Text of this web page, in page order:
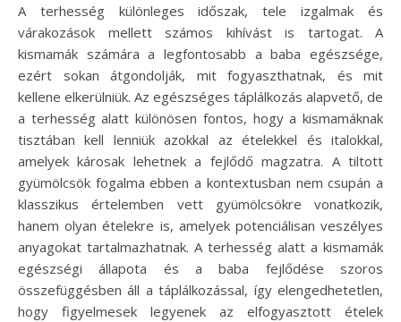
A terhesség különleges időszak, tele izgalmak és
várakozások mellett számos kihívást is tartogat. A
kismamák számára a legfontosabb a baba egészsége,
ezért sokan átgondolják, mit fogyaszthatnak, és mit
kellene elkerülniük. Az egészséges táplálkozás alapvető, de
a terhesség alatt különösen fontos, hogy a kismamáknak
tisztában kell lenniük azokkal az ételekkel és italokkal,
amelyek károsak lehetnek a fejlődő magzatra. A tiltott
gyümölcsök fogalma ebben a kontextusban nem csupán a
klasszikus értelemben vett gyümölcsökre vonatkozik,
hanem olyan ételekre is, amelyek potenciálisan veszélyes
anyagokat tartalmazhatnak. A terhesség alatt a kismamák
egészségi állapota és a baba fejlődése szoros
összefüggésben áll a táplálkozással, így elengedhetetlen,
hogy figyelmesek legyenek az elfogyasztott ételek